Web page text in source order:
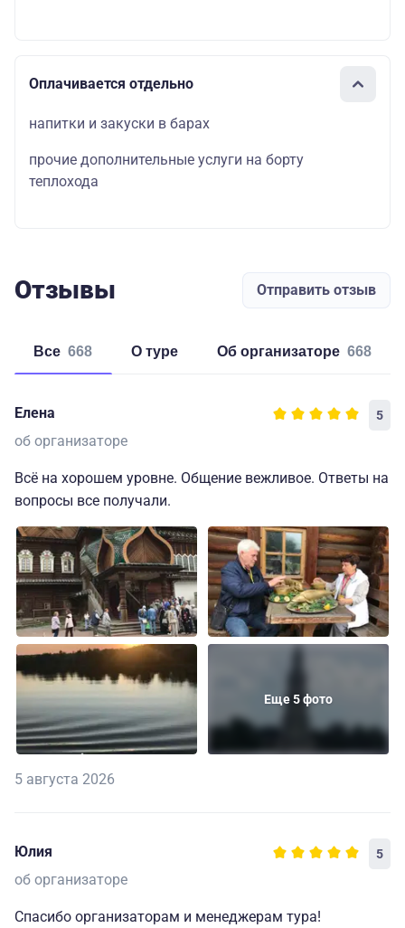
Оплачивается отдельно
напитки и закуски в барах
прочие дополнительные услуги на борту
теплохода
Отзывы Отправить отзыв
Все 668 о туре об организаторе 668
Елена 5
об организаторе
Всё на хорошем уровне. Общение вежливое. Ответы на
вопросы все получали.
Еще 5 фото
5 августа 2026
Юлия 5
об организаторе
Спасибо организаторам и менеджерам тура!